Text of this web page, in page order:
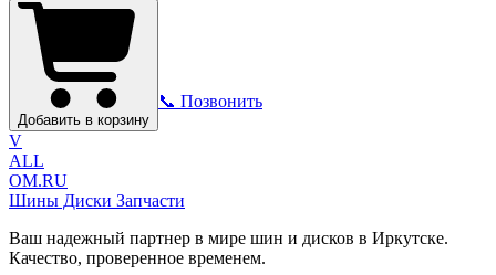
Добавить в корзину
📞 Позвонить
V
ALL
OM.RU
Шины Диски Запчасти
Ваш надежный партнер в мире шин и дисков в Иркутске.
Качество, проверенное временем.